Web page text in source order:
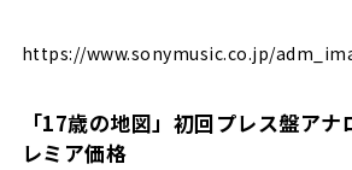
https://www.sonymusic.co.jp/
「17歳の地図」初回プレス盤ア
レミア価格